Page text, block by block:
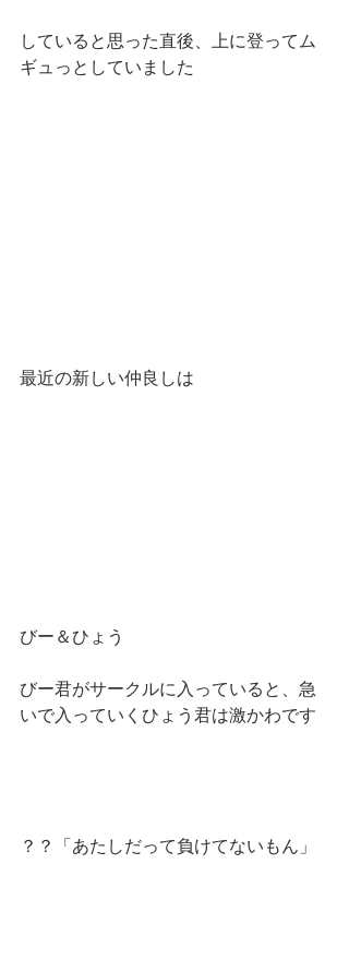
していると思った直後、上に登ってム
ギュっとしていました
最近の新しい仲良しは
びー＆ひょう
びー君がサークルに入っていると、急
いで入っていくひょう君は激かわです
？？「あたしだって負けてないもん」